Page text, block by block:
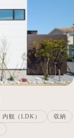
内観（LDK）
収納